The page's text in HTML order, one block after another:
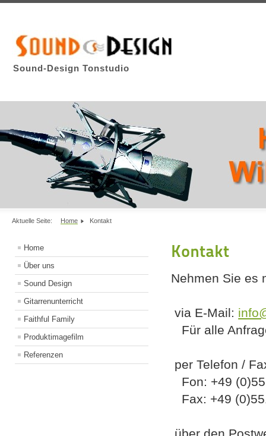
Sound-Design Tonstudio
Aktuelle Seite: Home Kontakt
Home
Über uns
Sound Design
Gitarrenunterricht
Faithful Family
Produktimagefilm
Referenzen
Kontakt
Nehmen Sie es
via E-Mail:
Für alle
per Telefon /
Fon: +49
Fax: +49